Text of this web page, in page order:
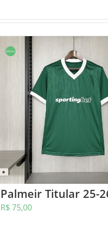
Oferta!
Palmeir Titular 25-
R$ 75,00